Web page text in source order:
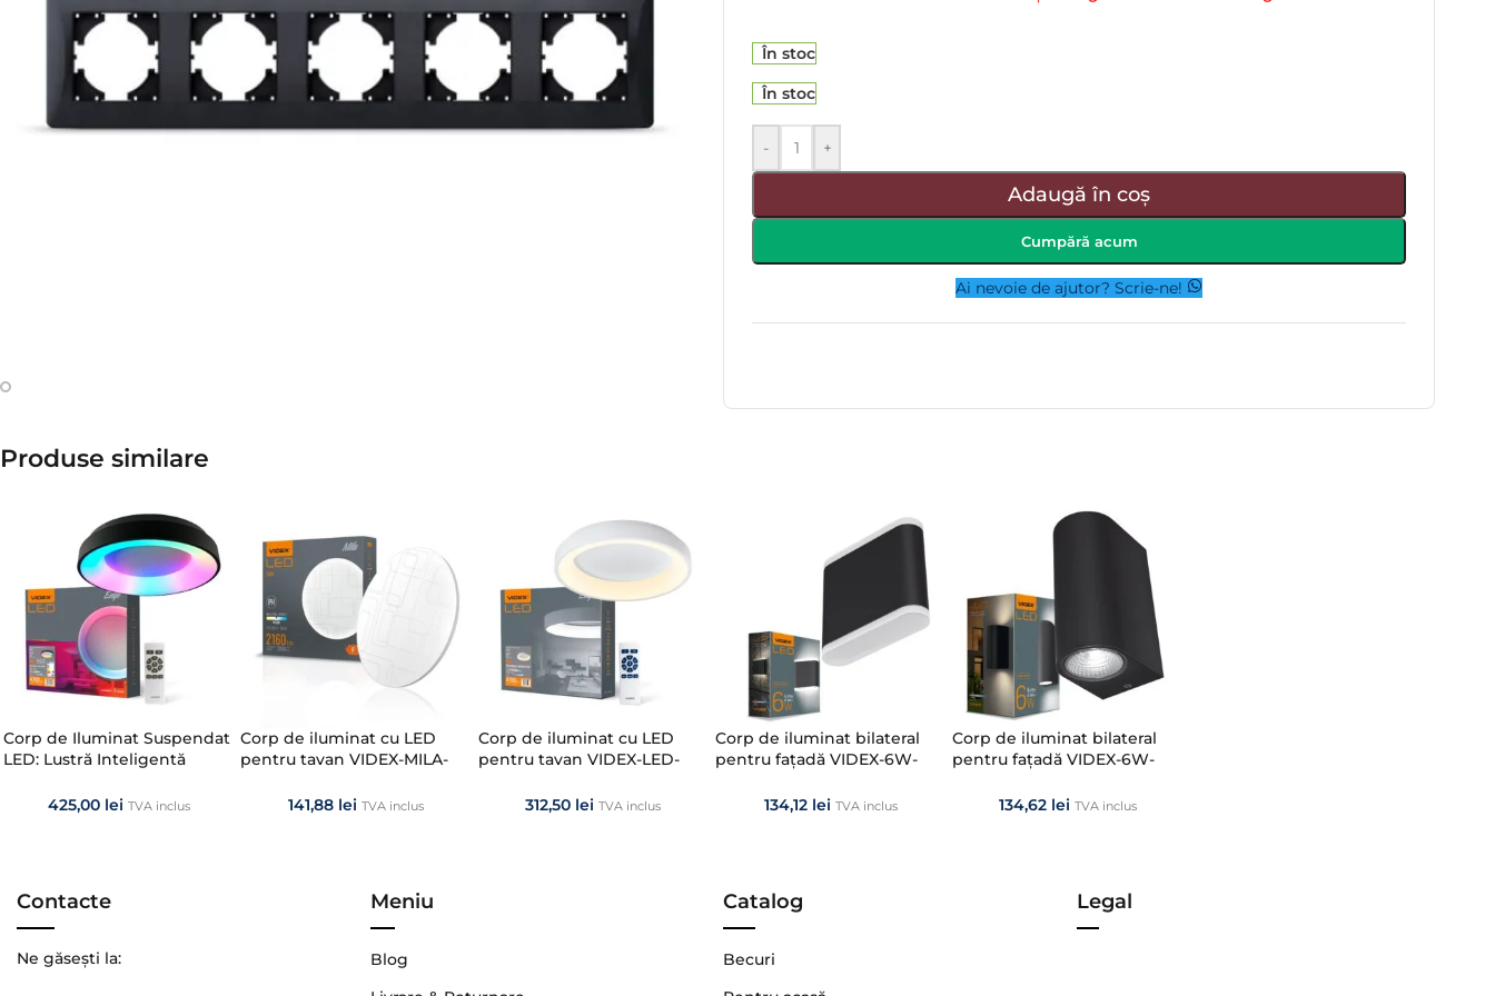
În stoc
În stoc
- +
Adaugă în coș
Cumpără acum
Ai nevoie de ajutor? Scrie-ne!
Produse similare​
Corp de Iluminat Suspendat
LED: Lustră Inteligentă
Telecomandă
425,00 lei TVA inclus
Corp de iluminat cu LED
pentru tavan VIDEX-MILA-
141,88 lei TVA inclus
Corp de iluminat cu LED
pentru tavan VIDEX-LED-
312,50 lei TVA inclus
Corp de iluminat bilateral
pentru fațadă VIDEX-6W-
134,12 lei TVA inclus
Corp de iluminat bilateral
pentru fațadă VIDEX-6W-
134,62 lei TVA inclus
Contacte
Ne găsești la:
Meniu
Blog
Catalog
Becuri
Legal